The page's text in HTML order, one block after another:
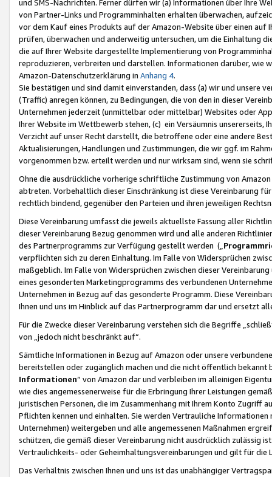
und SMS-Nachrichten. Ferner dürfen wir (a) Informationen über Ihre
von Partner-Links und Programminhalten erhalten überwachen,
vor dem Kauf eines Produkts auf der Amazon-Website über einen
prüfen, überwachen und anderweitig untersuchen, um die Einhaltung
die auf Ihrer Website dargestellte Implementierung von
reproduzieren, verbreiten und darstellen. Informationen darüber, wie
Amazon-Datenschutzerklärung in Anhang 4.
Sie bestätigen und sind damit einverstanden, dass (a) wir und
(Traffic) anregen können, zu Bedingungen, die von den in dieser
Unternehmen jederzeit (unmittelbar oder mittelbar) Websites oder
Ihrer Website im Wettbewerb stehen, (c) ein Versäumnis unsererseits,
Verzicht auf unser Recht darstellt, die betroffene oder eine andere
Aktualisierungen, Handlungen und Zustimmungen, die wir ggf. im
vorgenommen bzw. erteilt werden und nur wirksam sind, wenn sie
Ohne die ausdrückliche vorherige schriftliche Zustimmung von
abtreten. Vorbehaltlich dieser Einschränkung ist diese Vereinbarung
rechtlich bindend, gegenüber den Parteien und ihren jeweiligen
Diese Vereinbarung umfasst die jeweils aktuellste Fassung aller
dieser Vereinbarung Bezug genommen wird und alle anderen
des Partnerprogramms zur Verfügung gestellt werden („
verpflichten sich zu deren Einhaltung. Im Falle von Widersprüchen
maßgeblich. Im Falle von Widersprüchen zwischen dieser
eines gesonderten Marketingprogramms des verbundenen
Unternehmen in Bezug auf das gesonderte Programm. Diese
Ihnen und uns im Hinblick auf das Partnerprogramm dar und ersetzt
Für die Zwecke dieser Vereinbarung verstehen sich die Begriffe
von „jedoch nicht beschränkt auf“.
Sämtliche Informationen in Bezug auf Amazon oder unsere
bereitstellen oder zugänglich machen und die nicht öffentlich
Informationen“ von Amazon dar und verbleiben im alleinigen
wie dies angemessenerweise für die Erbringung Ihrer Leistungen
juristischen Personen, die im Zusammenhang mit Ihrem Konto
Pflichten kennen und einhalten. Sie werden Vertrauliche
Unternehmen) weitergeben und alle angemessenen Maßnahmen
schützen, die gemäß dieser Vereinbarung nicht ausdrücklich zulässig
Vertraulichkeits- oder Geheimhaltungsvereinbarungen und gilt für die
Das Verhältnis zwischen Ihnen und uns ist das unabhängiger